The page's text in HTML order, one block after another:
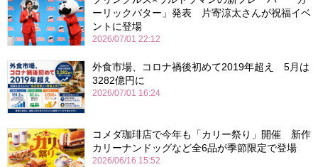
ーリックバター」発表 片寄涼太さんが祝福イベ
ントに登場
2026/07/01 22:12
外食市場、コロナ禍後初めて2019年超え 5月は
3282億円に
2026/07/01 16:24
コメダ珈琲店で今年も「カリー祭り」開催 新作
カリーナンドッグなど全6品が季節限定で登場
2026/06/16 15:52